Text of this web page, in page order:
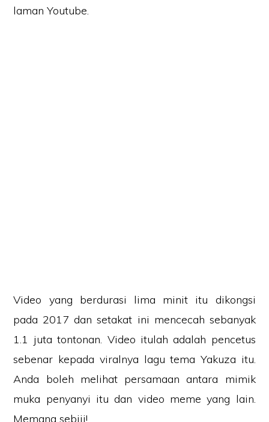
laman Youtube.
Video yang berdurasi lima minit itu dikongsi
pada 2017 dan setakat ini mencecah sebanyak
1.1 juta tontonan. Video itulah adalah pencetus
sebenar kepada viralnya lagu tema Yakuza itu.
Anda boleh melihat persamaan antara mimik
muka penyanyi itu dan video meme yang lain.
Memang sebiji!